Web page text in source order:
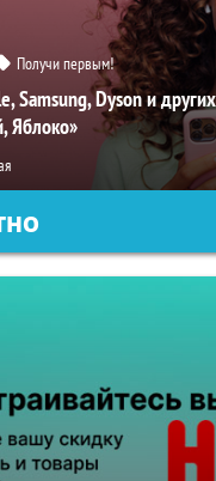
Получи первым!
Samsung, Dyson и
Яблоко»